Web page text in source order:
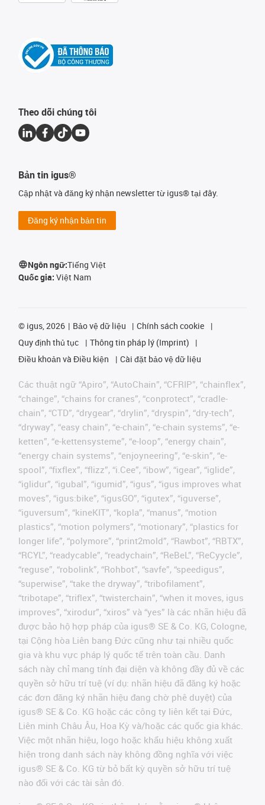
Theo dõi chúng tôi
Bản tin igus®
Cập nhật và đăng ký nhận newsletter từ igus® tại đây.
Đăng ký nhận bản tin
Ngôn ngữ:Tiếng Việt
Quốc gia: Việt Nam
© igus, 2026 Bảo vệ dữ liệu
Chính sách cookie
Quy định thủ tục
Thông tin pháp lý (Imprint)
Điều khoản và Điều kiện
Cài đặt bảo vệ dữ liệu
Các thuật ngữ “Apiro”, “AutoChain”, “CFRIP”, “chainflex”,
“chainge”, “chains for cranes”, “conprotect”, “cradle-
chain”, “CTD”, “drygear”, “drylin”, “dryspin”, “dry-tech”,
“dryway”, “easy chain”, “e-chain”, “e-chain systems”, “e-
ketten”, “e-kettensysteme”, “e-loop”, “energy chain”,
“energy chain systems”, “enjoyneering”, “e-skin”, “e-
spool”, “fixflex”, “flizz”, “i.Cee”, “ibow”, “igear”, “iglide”,
“iglidur”, “igubal”, “igumid”, “igus”, “igus improves what
moves”, “igus:bike”, “igusGO”, “igutex”, “iguverse”,
“iguversum”, “kineKIT”, “kopla”, “manus”, “motion
plastics”, “motion polymers”, “motionary”, “plastics for
longer life”, “polymore”, “print2mold”, “Rawbot”, “RBTX”,
“RCYL”, “readycable”, “readychain”, “ReBeL”, “ReCyycle”,
“reguse”, “robolink”, “Rohbot”, “savfe”, “speedigus”,
“superwise”, “take the dryway”, “tribofilament”,
“tribotape”, “triflex”, “twisterchain”, “when it moves, igus
improves”, “xirodur”, “xiros” và “yes” là các nhãn hiệu đã
được bảo hộ hợp pháp của igus® SE & Co. KG, Cologne,
tại Cộng hòa Liên bang Đức cũng như tại nhiều quốc
gia và khu vực pháp lý quốc tế trên toàn cầu. Danh
sách này chỉ mang tính đại diện và không đầy đủ về các
quyền sở hữu trí tuệ (ví dụ: nhãn hiệu đã đăng ký hoặc
các đơn đăng ký nhãn hiệu đang chờ phê duyệt) của
igus® SE & Co. KG hoặc các công ty liên kết tại Đức,
Liên minh Châu Âu, Hoa Kỳ và/hoặc các quốc gia khác.
Việc một nhãn hiệu, logo hoặc khẩu hiệu không xuất
hiện trong danh sách này không đồng nghĩa với việc
igus® SE & Co. KG từ bỏ bất kỳ quyền sở hữu trí tuệ
nào đối với các tài sản đó.